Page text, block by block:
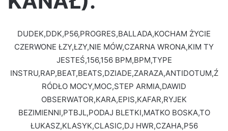
DUDEK,DDK,P56,PROGRES,BALLADA,KOCHAM ŻYCIE
CZERWONE ŁZY,ŁZY,NIE MÓW,CZARNA WRONA,KIM TY
JESTEŚ,156,156 BPM,BPM,TYPE
INSTRU,RAP,BEAT,BEATS,DZIADE,ZARAZA,ANTIDOTUM,Ź
RÓDŁO MOCY,MOC,STEP ARMIA,DAWID
OBSERWATOR,KARA,EPIS,KAFAR,RYJEK
BEZIMIENNI,PTBJL,PODAJ BLETKI,MATKO BOSKA,TO
ŁUKASZ,KLASYK,CLASIC,DJ HWR,CZAHA,P56